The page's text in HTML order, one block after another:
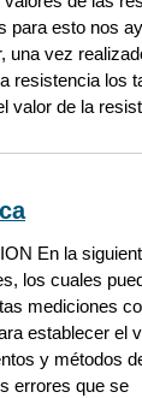
para esto nos
una vez
resistencia los
valor de la
En la
los cuales
mediciones
establecer el
y métodos
errores que se